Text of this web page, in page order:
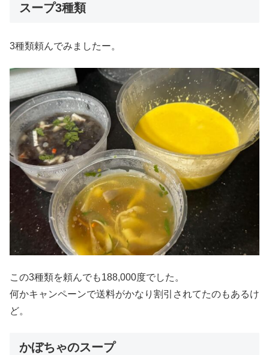
スープ3種類
3種類頼んでみましたー。
この3種類を頼んでも188,000度でした。
何かキャンペーンで送料がかなり割引されてたのもあるけ
ど。
かぼちゃのスープ